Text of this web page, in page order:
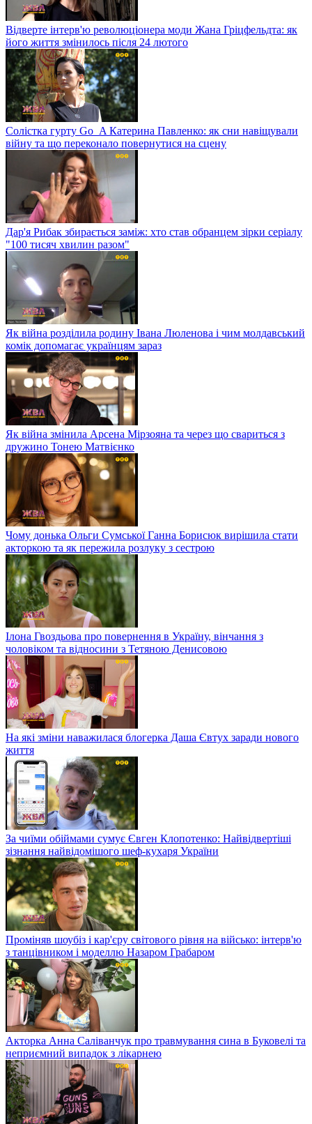
Відверте інтерв'ю революціонера моди Жана Гріцфельдта: як
його життя змінилось після 24 лютого
Солістка гурту Go_A Катерина Павленко: як сни навіщували
війну та що переконало повернутися на сцену
Дар'я Рибак збирається заміж: хто став обранцем зірки серіалу
"100 тисяч хвилин разом"
Як війна розділила родину Івана Люленова і чим молдавський
комік допомагає українцям зараз
Як війна змінила Арсена Мірзояна та через що свариться з
дружино Тонею Матвієнко
Чому донька Ольги Сумської Ганна Борисюк вирішила стати
акторкою та як пережила розлуку з сестрою
Ілона Гвоздьова про повернення в Україну, вінчання з
чоловіком та відносини з Тетяною Денисовою
На які зміни наважилася блогерка Даша Євтух заради нового
життя
За чиїми обіймами сумує Євген Клопотенко: Найвідвертіші
зізнання найвідомішого шеф-кухаря України
Проміняв шоубіз і кар'єру світового рівня на військо: інтерв'ю
з танцівником і моделлю Назаром Грабаром
Акторка Анна Саліванчук про травмування сина в Буковелі та
неприємний випадок з лікарнею